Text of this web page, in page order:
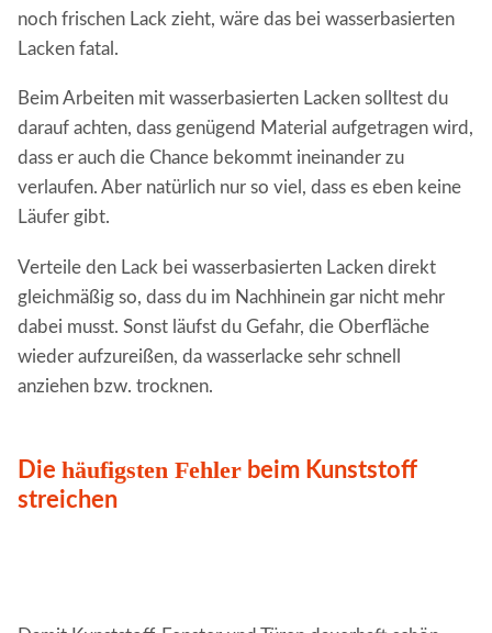
noch frischen Lack zieht, wäre das bei wasserbasierten
Lacken fatal.
Beim Arbeiten mit wasserbasierten Lacken solltest du
darauf achten, dass genügend Material aufgetragen wird,
dass er auch die Chance bekommt ineinander zu
verlaufen. Aber natürlich nur so viel, dass es eben keine
Läufer gibt.
Verteile den Lack bei wasserbasierten Lacken direkt
gleichmäßig so, dass du im Nachhinein gar nicht mehr
dabei musst. Sonst läufst du Gefahr, die Oberfläche
wieder aufzureißen, da wasserlacke sehr schnell
anziehen bzw. trocknen.
Die häufigsten Fehler beim Kunststoff
streichen